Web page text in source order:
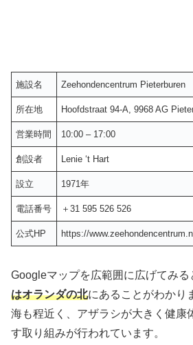
施設名 Zeehondencentrum Pieterburen
所在地 Hoofdstraat 94-A, 9968 AG
営業時間 10:00 – 17:00
創設者 Lenie ‘t Hart
設立 1971年
電話番号 ＋31 595 526 526
公式HP https://
Googleマップを広範囲に広げてみる
はオランダの北にあることがわかり
海も程近く、アザラシが大きく健康
す取り組みが行われています。